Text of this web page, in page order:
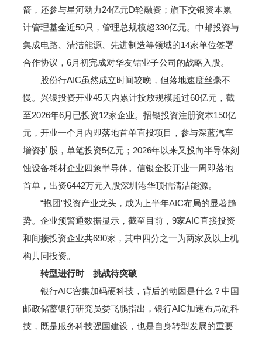
箭，还参与星河动力24亿元D轮融资；旗下交银资本累
计管理基金近50只，管理总规模超330亿元。中邮投资与
集成电路、清洁能源、先进制造等领域的14家单位签署
合作协议，6月初完成对华友钴业子公司的战略入股。
股份行AIC虽然成立时间较晚，但落地速度丝毫不
慢。兴银投资开业45天内累计投放规模超过60亿元，截
至2026年6月已投资12家企业。招银投资注册资本150亿
元，开业一个月内即落地首单直投项目，参与深蓝汽车
增资扩股，单笔投资5亿元；2026年以来又投向半导体刻
蚀设备耗材企业四象半导体。信银金投开业一周即落地
首单，出资6442万元入股深圳港华顶信清洁能源。
“抱团”投资产业龙头，成为上半年AIC布局的显著趋
势。企业预警通数据显示，截至目前，9家AIC直接投资
和间接投资企业共690家，其中四分之一为两家及以上机
构共同投资。
转型进行时 挑战待突破
银行AIC密集加码硬科技，背后的动因是什么？中国
邮政储蓄银行研究员娄飞鹏指出，银行AIC加速布局硬科
技，既是服务科技强国建设，也是自身转型发展的重要